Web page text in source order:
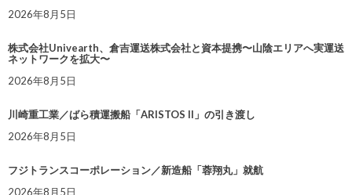
2026年8月5日
株式会社Univearth、倉吉運送株式会社と資本提携〜山陰エリアへ実運送
ネットワークを拡大〜
2026年8月5日
川崎重工業／ばら積運搬船「ARISTOS II」の引き渡し
2026年8月5日
フジトランスコーポレーション／新造船「蓉翔丸」就航
2026年8月5日